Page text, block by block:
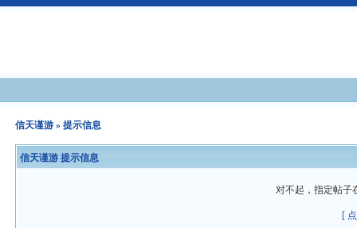
信天谨游 » 提示信息
信天谨游 提示信息
对不起，指定帖子
[